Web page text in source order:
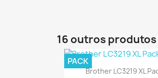
16 outros
Ver+
Brother LC3219 XL
PACK